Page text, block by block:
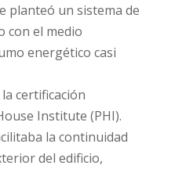
planteó un sistema de
con el medio
energético casi
certificación
Institute (PHI).
la continuidad
del edificio,